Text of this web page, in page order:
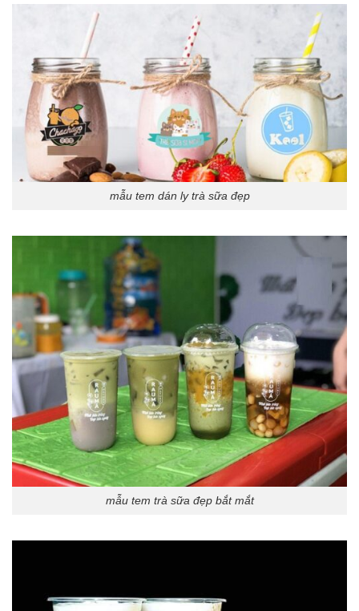
mẫu tem dán ly trà sữa đẹp
mẫu tem trà sữa đẹp bắt mắt